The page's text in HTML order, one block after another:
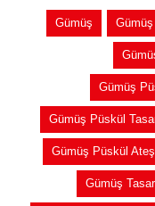
Gümüş
Gümüş
Gümüş Püskül
Gümüş Püskül
Gümüş